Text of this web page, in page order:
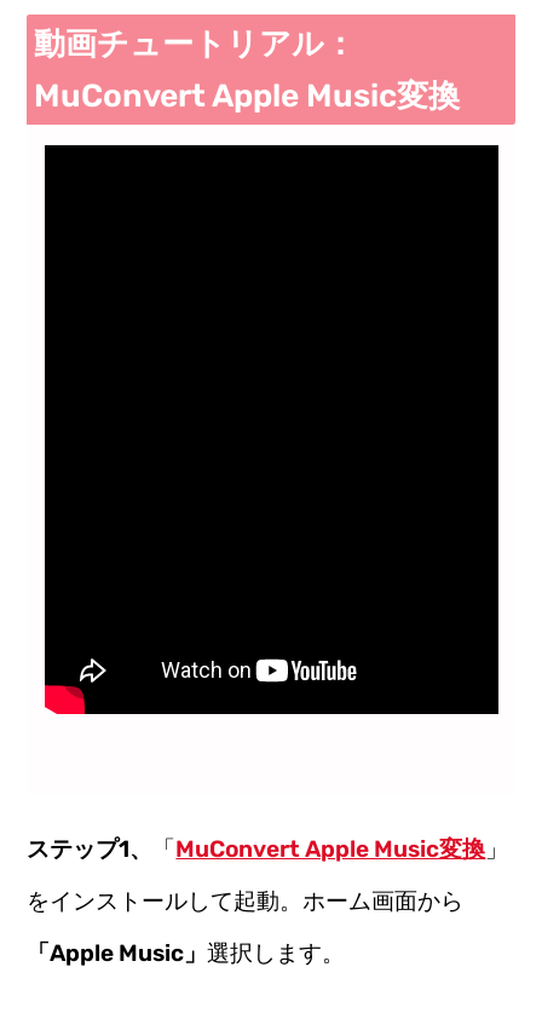
動画チュートリアル：
MuConvert Apple Music変換
ステップ1、 「MuConvert Apple Music変換 」
をインストールして起動。ホーム画面から
「Apple Music」選択します。